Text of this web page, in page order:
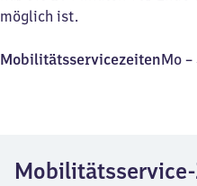
möglich ist.
MobilitätsservicezeitenMo –